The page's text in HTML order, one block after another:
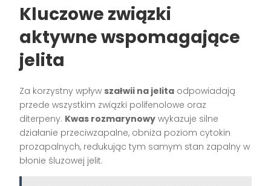
Kluczowe związki
aktywne wspomagające
jelita
Za korzystny wpływ szałwii na jelita odpowiadają
przede wszystkim związki polifenolowe oraz
diterpeny. Kwas rozmarynowy wykazuje silne
działanie przeciwzapalne, obniża poziom cytokin
prozapalnych, redukując tym samym stan zapalny w
błonie śluzowej jelit.